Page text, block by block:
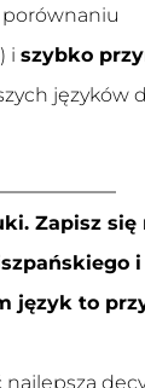
i szybko
języków
Zapisz się
język to
najlepsza